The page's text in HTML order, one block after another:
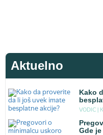
Aktuelno
Kako
VODIC |
Gde